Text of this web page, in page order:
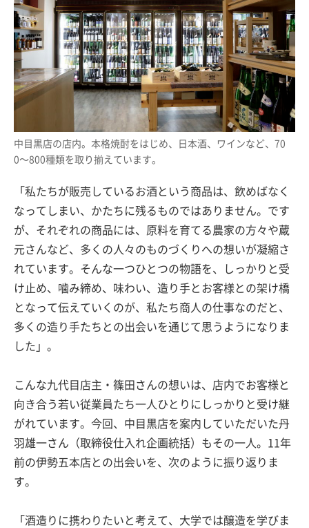
中目黒店の店内。本格焼酎をはじめ、日本酒、ワインなど、70
0〜800種類を取り揃えています。
「私たちが販売しているお酒という商品は、飲めばなく
なってしまい、かたちに残るものではありません。です
が、それぞれの商品には、原料を育てる農家の方々や蔵
元さんなど、多くの人々のものづくりへの想いが凝縮さ
れています。そんな一つひとつの物語を、しっかりと受
け止め、噛み締め、味わい、造り手とお客様との架け橋
となって伝えていくのが、私たち商人の仕事なのだと、
多くの造り手たちとの出会いを通じて思うようになりま
した」。
こんな九代目店主・篠田さんの想いは、店内でお客様と
向き合う若い従業員たち一人ひとりにしっかりと受け継
がれています。今回、中目黒店を案内していただいた丹
羽雄一さん（取締役仕入れ企画統括）もその一人。11年
前の伊勢五本店との出会いを、次のように振り返りま
す。
「酒造りに携わりたいと考えて、大学では醸造を学びま